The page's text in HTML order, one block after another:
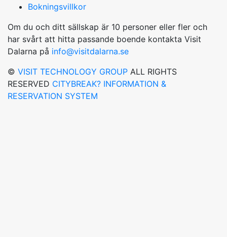
Bokningsvillkor
Om du och ditt sällskap är 10 personer eller fler och
har svårt att hitta passande boende kontakta Visit
Dalarna på info@visitdalarna.se
© VISIT TECHNOLOGY GROUP ALL RIGHTS
RESERVED CITYBREAK? INFORMATION &
RESERVATION SYSTEM